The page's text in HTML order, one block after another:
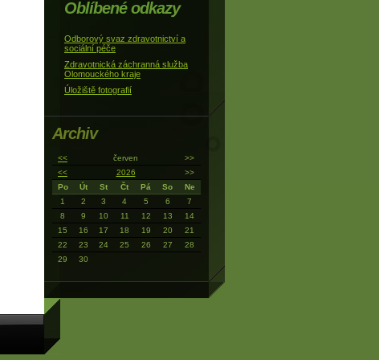
Oblíbené odkazy
Odborový svaz zdravotnictví a
sociální péče
Zdravotnická záchranná služba
Olomouckého kraje
Úložiště fotografií
Archiv
<< červen
>>
<<
2026
>>
Po
Út St Čt Pá So
Ne
1
2 3 4 5 6
7
8
9 10 11 12 13
14
15
16 17 18 19 20
21
22
23 24 25 26 27
28
29
30